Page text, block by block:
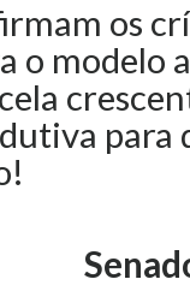
os
o modelo
para